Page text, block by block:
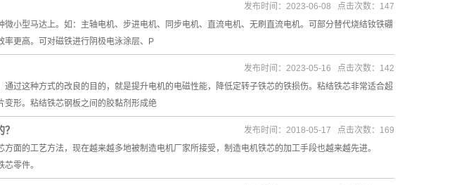
小型马达上。如：主轴电机、步进电机、同步电机、直流电机、无刷直流电机。可部分替代烧结钕铁硼
更高。可对磁铁进行阴极电泳涂层、P
发布时间：2023-06-08 点击次数：147
过这种方式的改良的目的，就是提升电机的电磁性能，降低定转子铁芯的铁损伤。粘结铁芯非常适合超
形。粘结铁芯钢板之间的胶黏剂形成绝
发布时间：2023-05-16 点击次数：142
方面的工艺方法，现在越来越多地被制造电机厂家所接受，制造电机铁芯的加工手段也越来越先进。
零件。
发布时间：2018-05-17 点击次数：169